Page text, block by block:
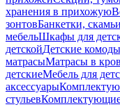
хранения в прихожую
зонтовБанкетки, скамьи
мебельШкафы для
детскойДетские комоды
матрасыМатрасы в
детскиеМебель для
аксессуары
стульевКомплектующие